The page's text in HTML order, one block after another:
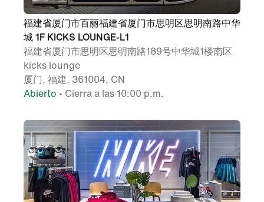
福建省厦门市百丽福建省厦门市思明区思明南路中华
城 1F KICKS LOUNGE-L1
福建省厦门市思明区思明南路189号中华城1楼南区
kicks lounge
厦门, 福建, 361004, CN
Abierto • Cierra a las 10:00 p.m.